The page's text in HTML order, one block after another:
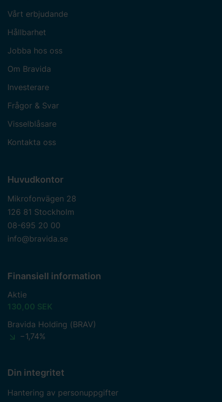
Vårt erbjudande
Hållbarhet
Jobba hos oss
Om Bravida
Investerare
Frågor & Svar
Visselblåsare
Kontakta oss
Huvudkontor
Mikrofonvägen 28
126 81 Stockholm
08-695 20 00
info@bravida.se
Finansiell information
Aktie
130,00 SEK
Bravida Holding (BRAV)
−1,74%
Din integritet
Hantering av personuppgifter